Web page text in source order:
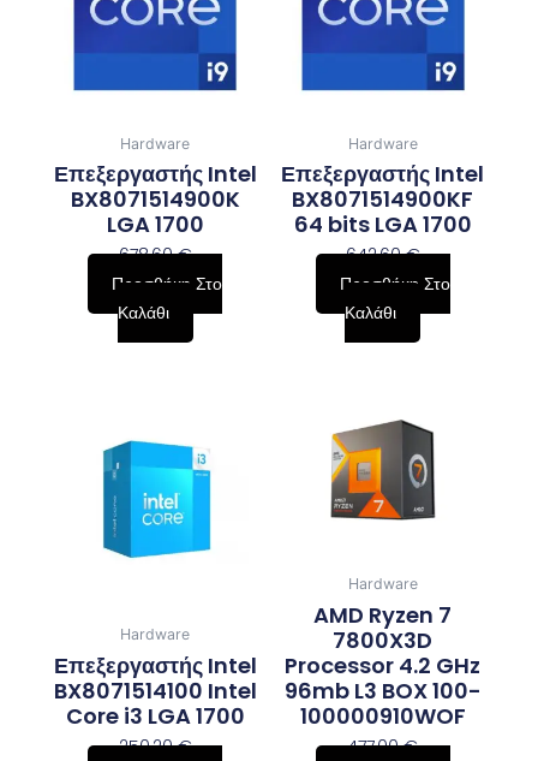
Hardware
Επεξεργαστής Intel
BX8071514900K
LGA 1700
678,60€
Προσθήκη Στο
Καλάθι
Hardware
Επεξεργαστής Intel
BX8071514900KF
64 bits LGA 1700
642,60€
Προσθήκη Στο
Καλάθι
Hardware
Επεξεργαστής Intel
BX8071514100 Intel
Core i3 LGA 1700
250,20€
Hardware
AMD Ryzen 7
7800X3D
Processor 4.2 GHz
96mb L3 BOX 100-
100000910WOF
477,00€